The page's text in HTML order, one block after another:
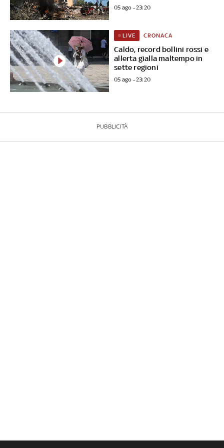
05 ago - 23:20
Caldo, record bollini rossi e
allerta gialla maltempo in
sette regioni
LIVE CRONACA
05 ago - 23:20
PUBBLICITÀ